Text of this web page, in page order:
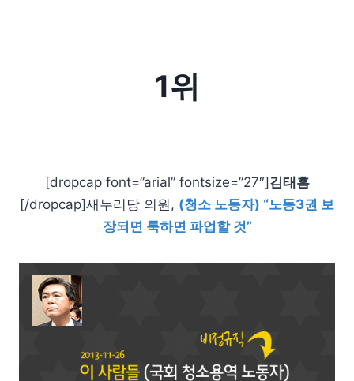
1위
[dropcap font=”arial” fontsize=”27″] 김태흠
[/dropcap]새누리당 의원, (청소 노동자) “노동3권 보
장되면 툭하면 파업할 것”